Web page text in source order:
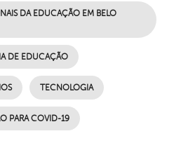
DA EDUCAÇÃO EM BELO
DE EDUCAÇÃO
TECNOLOGIA
PARA COVID-19